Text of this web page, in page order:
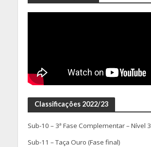
Classificações 2022/23
Sub-10 – 3ª Fase Complementar – Nível 3
Sub-11 – Taça Ouro (Fase final)